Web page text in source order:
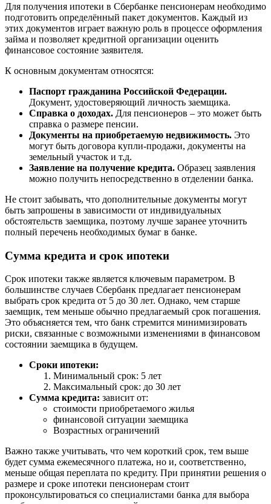
Для получения ипотеки в Сбербанке пенсионерам необходимо
подготовить определённый пакет документов. Каждый из
этих документов играет важную роль в процессе оформления
займа и позволяет кредитной организации оценить
финансовое состояние заявителя.
К основным документам относятся:
Паспорт гражданина Российской Федерации.
Документ, удостоверяющий личность заемщика.
Справка о доходах. Для пенсионеров – это может быть
справка о размере пенсии.
Документы на приобретаемую недвижимость. Это
могут быть договора купли-продажи, документы на
земельный участок и т.д.
Заявление на получение кредита. Образец заявления
можно получить непосредственно в отделении банка.
Не стоит забывать, что дополнительные документы могут
быть запрошены в зависимости от индивидуальных
обстоятельств заемщика, поэтому лучше заранее уточнить
полный перечень необходимых бумаг в банке.
Сумма кредита и срок ипотеки
Срок ипотеки также является ключевым параметром. В
большинстве случаев Сбербанк предлагает пенсионерам
выбрать срок кредита от 5 до 30 лет. Однако, чем старше
заемщик, тем меньше обычно предлагаемый срок погашения.
Это объясняется тем, что банк стремится минимизировать
риски, связанные с возможными изменениями в финансовом
состоянии заемщика в будущем.
Сроки ипотеки:
Минимальный срок: 5 лет
Максимальный срок: до 30 лет
Сумма кредита: зависит от:
стоимости приобретаемого жилья
финансовой ситуации заемщика
Возрастных ограничений
Важно также учитывать, что чем короткий срок, тем выше
будет сумма ежемесячного платежа, но и, соответственно,
меньше общая переплата по кредиту. При принятии решения о
размере и сроке ипотеки пенсионерам стоит
проконсультироваться со специалистами банка для выбора